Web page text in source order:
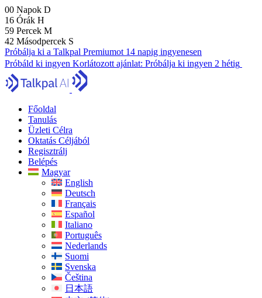
00 Napok D
16 Órák H
59 Percek M
41 Másodpercek S
Próbálja ki a Talkpal Premiumot 14 napig ingyenesen
Próbáld ki ingyen Korlátozott ajánlat: Próbálja ki ingyen 2 hétig
Főoldal
Tanulás
Üzleti Célra
Oktatás Céljából
Regisztrálj
Belépés
Magyar
English
Deutsch
Français
Español
Italiano
Português
Nederlands
Suomi
Svenska
Čeština
日本語